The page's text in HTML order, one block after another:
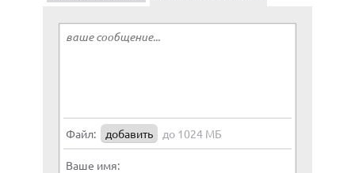
Файл: добавить до 1024 МБ
Ваше имя: